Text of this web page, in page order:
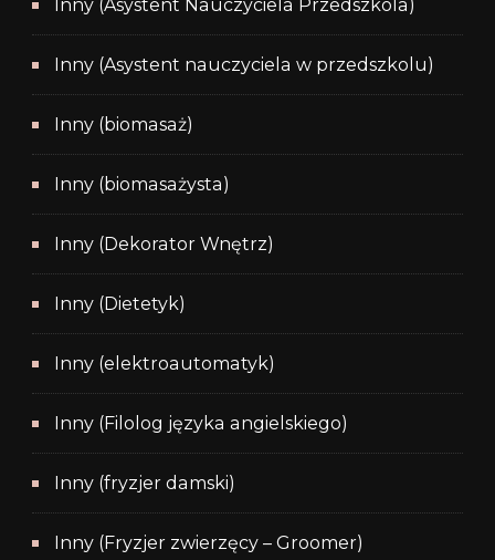
Inny (Asystent Nauczyciela Przedszkola)
Inny (Asystent nauczyciela w przedszkolu)
Inny (biomasaż)
Inny (biomasażysta)
Inny (Dekorator Wnętrz)
Inny (Dietetyk)
Inny (elektroautomatyk)
Inny (Filolog języka angielskiego)
Inny (fryzjer damski)
Inny (Fryzjer zwierzęcy – Groomer)